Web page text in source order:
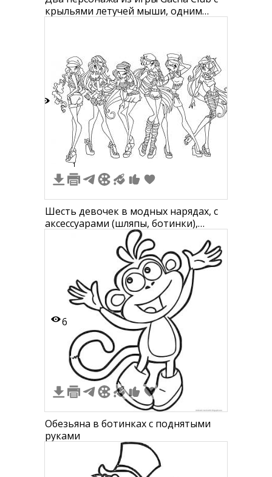
крыльями летучей мыши, одним
штаны и ботинки.
1
Шесть девочек в модных нарядах, с
аксессуарами (шляпы, ботинки),
длинные волосы, флетлайнер
6
Обезьяна в ботинках с поднятыми
руками